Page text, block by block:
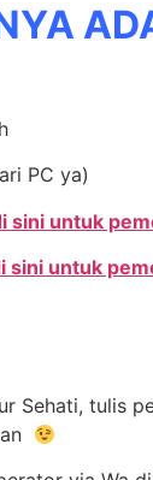
PC ya)
sini untuk
sini untuk
Sehati, tulis